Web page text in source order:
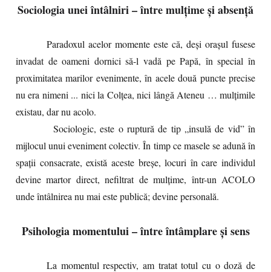
Sociologia unei întâlniri – între mulțime și absență
Paradoxul acelor momente este că, deși orașul fusese
invadat de oameni dornici să-l vadă pe Papă, în special în
proximitatea marilor evenimente, în acele două puncte precise
nu era nimeni ... nici la Colțea, nici lângă Ateneu … mulțimile
existau, dar nu acolo.
Sociologic, este o ruptură de tip „insulă de vid” în
mijlocul unui eveniment colectiv. În timp ce masele se adună în
spații consacrate, există aceste breșe, locuri în care individul
devine martor direct, nefiltrat de mulțime, într-un ACOLO
unde întâlnirea nu mai este publică; devine personală.
Psihologia momentului – între întâmplare și sens
La momentul respectiv, am tratat totul cu o doză de